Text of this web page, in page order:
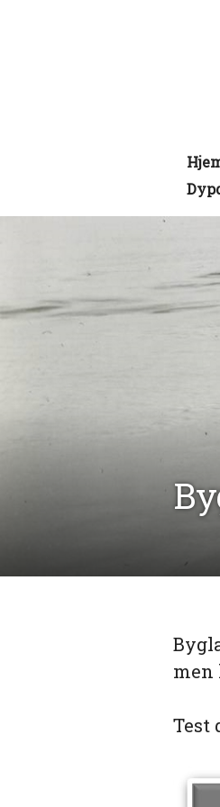
men
Test